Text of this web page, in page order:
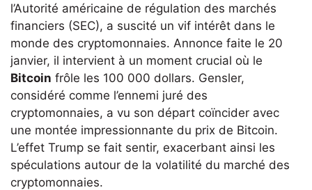
l’Autorité américaine de régulation des marchés
financiers (SEC), a suscité un vif intérêt dans le
monde des cryptomonnaies. Annonce faite le 20
janvier, il intervient à un moment crucial où le
Bitcoin frôle les 100 000 dollars. Gensler,
considéré comme l’ennemi juré des
cryptomonnaies, a vu son départ coïncider avec
une montée impressionnante du prix de Bitcoin.
L’effet Trump se fait sentir, exacerbant ainsi les
spéculations autour de la volatilité du marché des
cryptomonnaies.